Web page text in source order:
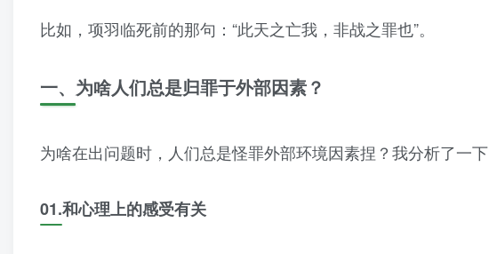
比如，项羽临死前的那句：“此天之亡我，非战之罪也”。
一、 为啥人们总是归罪于外部因素？
为啥在出问题时，人们总是怪罪外部环境因素捏？我分析了一下
01.和心理上的感受有关